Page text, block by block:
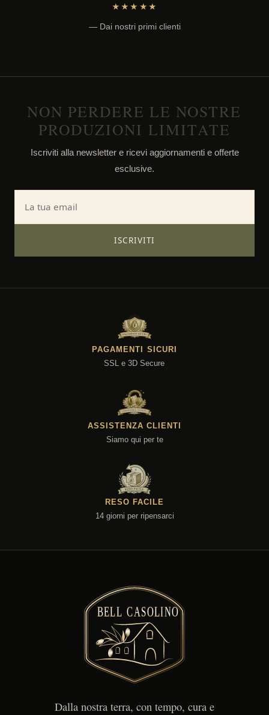
★★★★★
— Dai nostri primi clienti
NON PERDERE LE NOSTRE
PRODUZIONI LIMITATE
Iscriviti alla newsletter e ricevi aggiornamenti e offerte
esclusive.
ISCRIVITI
PAGAMENTI SICURI
SSL e 3D Secure
ASSISTENZA CLIENTI
Siamo qui per te
RESO FACILE
14 giorni per ripensarci
Dalla nostra terra, con tempo, cura e